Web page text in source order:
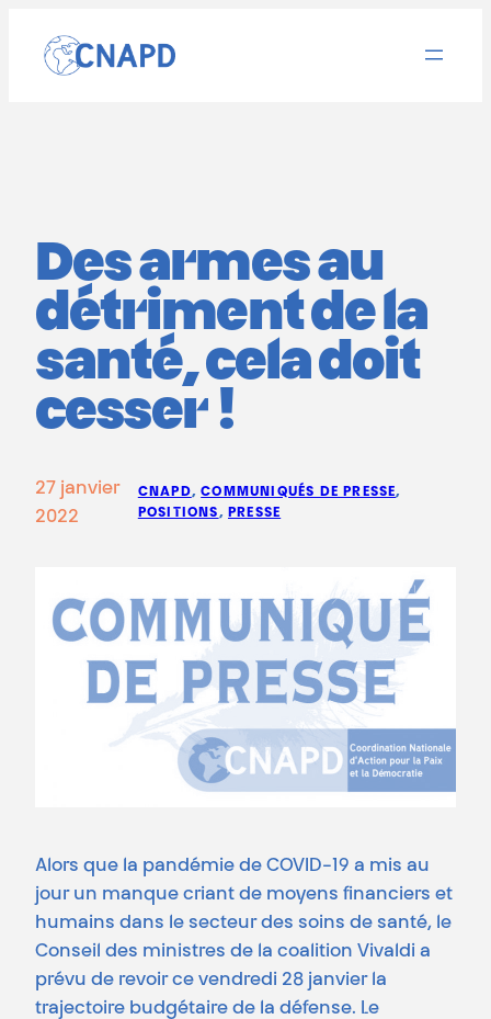
contenu
Des armes au
détriment de la
santé, cela doit
cesser !
27 janvier
2022
CNAPD, COMMUNIQUÉS DE PRESSE
POSITIONS, PRESSE
Alors que la pandémie de COVID-19 a mis au
jour un manque criant de moyens financiers et
humains dans le secteur des soins de santé, le
Conseil des ministres de la coalition Vivaldi a
prévu de revoir ce vendredi 28 janvier la
trajectoire budgétaire de la défense. Le